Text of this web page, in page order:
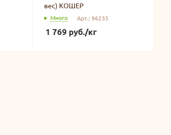
вес) КОШЕР
Много Арт.: 96235
1 769 руб./кг